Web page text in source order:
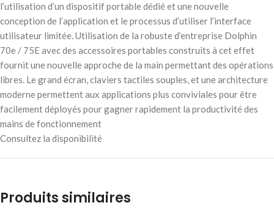
l’utilisation d’un dispositif portable dédié et une nouvelle
conception de l’application et le processus d’utiliser l’interface
utilisateur limitée. Utilisation de la robuste d’entreprise Dolphin
70e / 75E avec des accessoires portables construits à cet effet
fournit une nouvelle approche de la main permettant des opérations
libres. Le grand écran, claviers tactiles souples, et une architecture
moderne permettent aux applications plus conviviales pour être
facilement déployés pour gagner rapidement la productivité des
mains de fonctionnement
Consultez la disponibilité
Produits similaires